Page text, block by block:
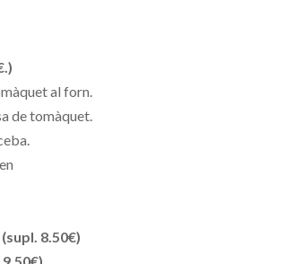
al forn.
de tomàquet.
8.50€)